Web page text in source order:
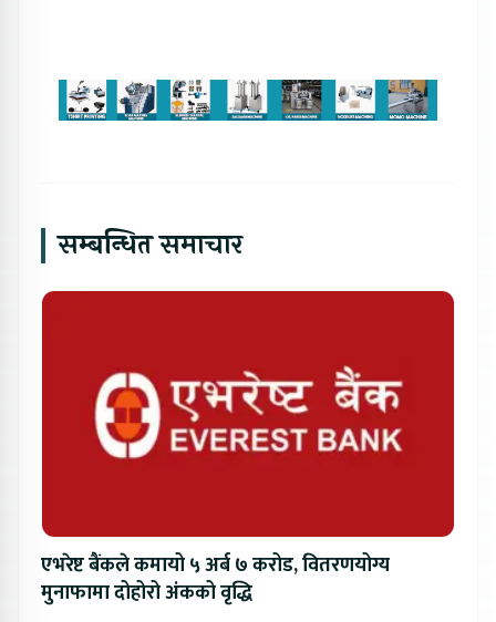
सम्बन्धित समाचार
एभरेष्ट बैंकले कमायो ५ अर्ब ७ करोड, वितरणयोग्य
मुनाफामा दोहोरो अंकको वृद्धि